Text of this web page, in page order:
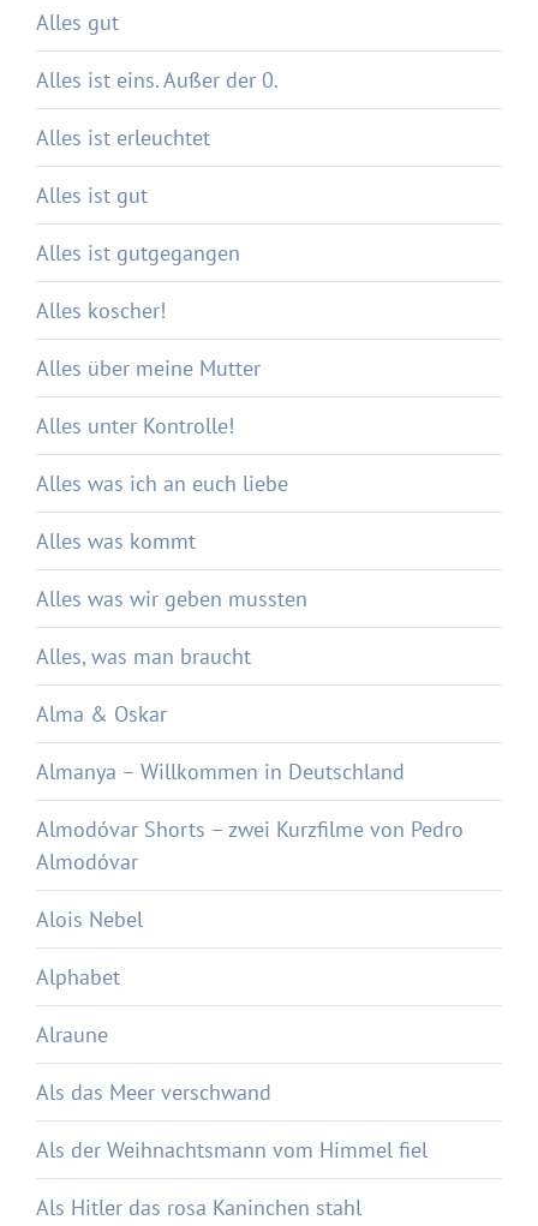
Alles gut
Alles ist eins. Außer der 0.
Alles ist erleuchtet
Alles ist gut
Alles ist gutgegangen
Alles koscher!
Alles über meine Mutter
Alles unter Kontrolle!
Alles was ich an euch liebe
Alles was kommt
Alles was wir geben mussten
Alles, was man braucht
Alma & Oskar
Almanya – Willkommen in Deutschland
Almodóvar Shorts – zwei Kurzfilme von Pedro
Almodóvar
Alois Nebel
Alphabet
Alraune
Als das Meer verschwand
Als der Weihnachtsmann vom Himmel fiel
Als Hitler das rosa Kaninchen stahl